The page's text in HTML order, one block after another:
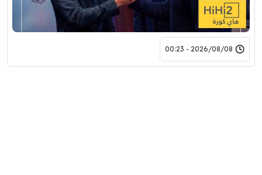
2026/08/08 - 00:23